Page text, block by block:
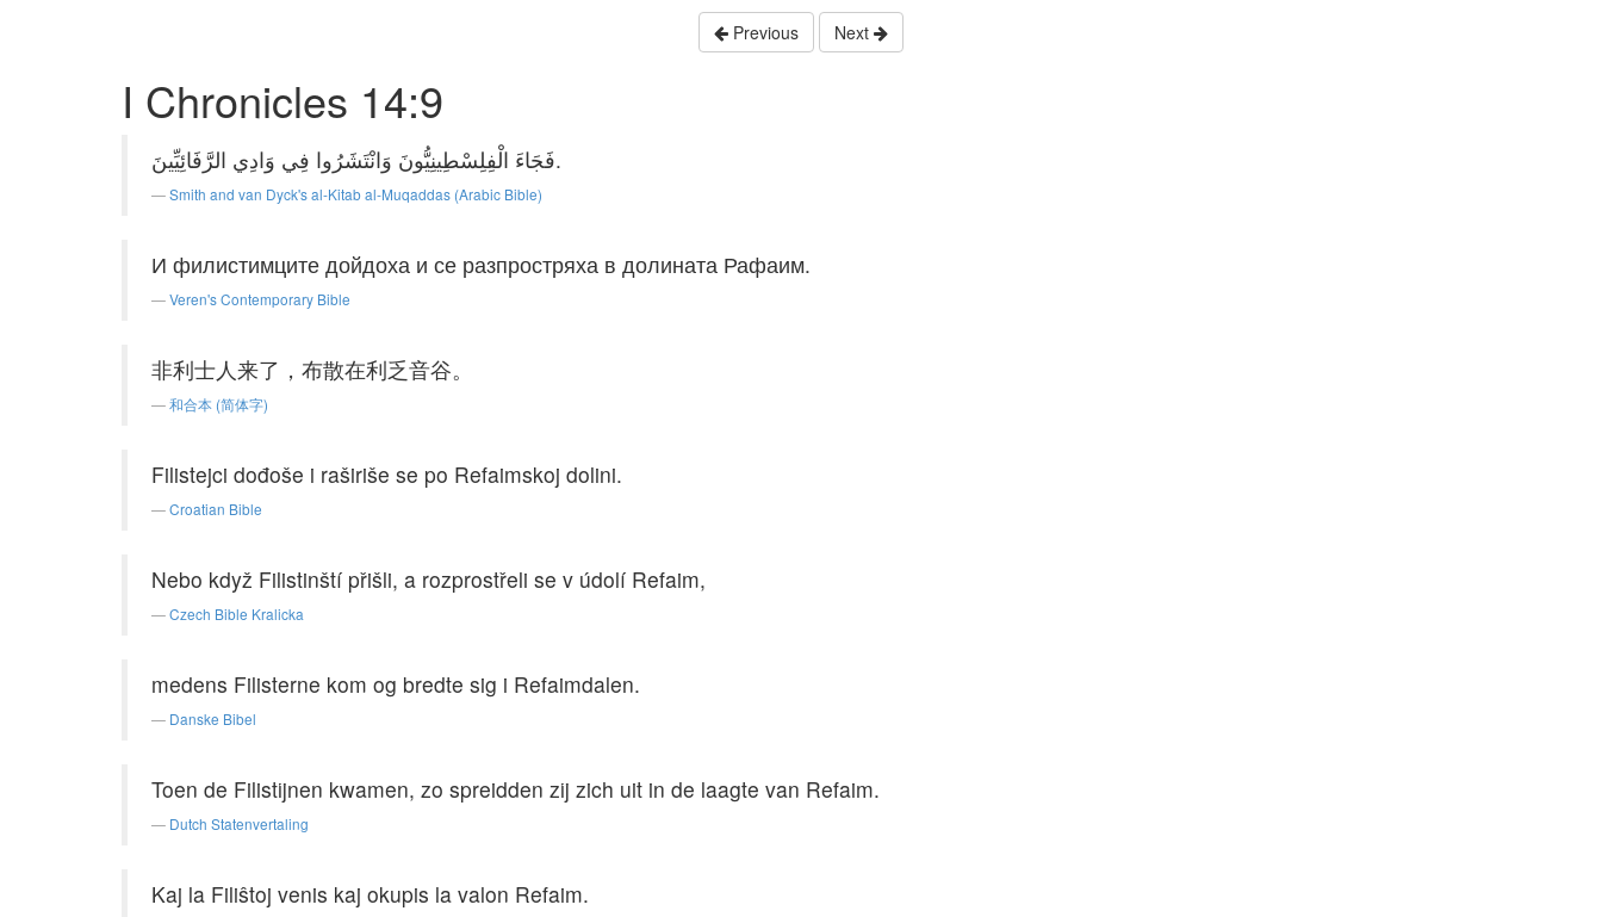
Previous Next
I Chronicles 14:9
فَجَاءَ الْفِلِسْطِينِيُّونَ وَانْتَشَرُوا فِي وَادِي الرَّفَائِيِّينَ.
Smith and van Dyck's al-Kitab al-Muqaddas (Arabic Bible)
И филистимците дойдоха и се разпростряха в долината Рафаим.
Veren's Contemporary Bible
非利士人来了，布散在利乏音谷。
和合本 (简体字)
Filistejci dođoše i raširiše se po Refaimskoj dolini.
Croatian Bible
Nebo když Filistinští přišli, a rozprostřeli se v údolí Refaim,
Czech Bible Kralicka
medens Filisterne kom og bredte sig i Refaimdalen.
Danske Bibel
Toen de Filistijnen kwamen, zo spreidden zij zich uit in de laagte van Refaim.
Dutch Statenvertaling
Kaj la Filiŝtoj venis kaj okupis la valon Refaim.